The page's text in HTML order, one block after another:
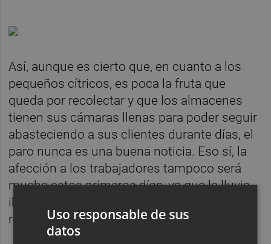
Así, aunque es cierto que, en cuanto a los
pequeños cítricos, es poca la fruta que
queda por recolectar y que los almacenes
tienen sus cámaras llenas para poder seguir
abasteciendo a sus clientes durante días, el
paro nunca es una buena noticia. Eso sí, la
afección a los trabajadores tampoco será
mucha estos primeros días, ya que la lluvia
iba a impedir, en cualquier caso, la
recolección de la fruta.
Uso responsable de sus
datos